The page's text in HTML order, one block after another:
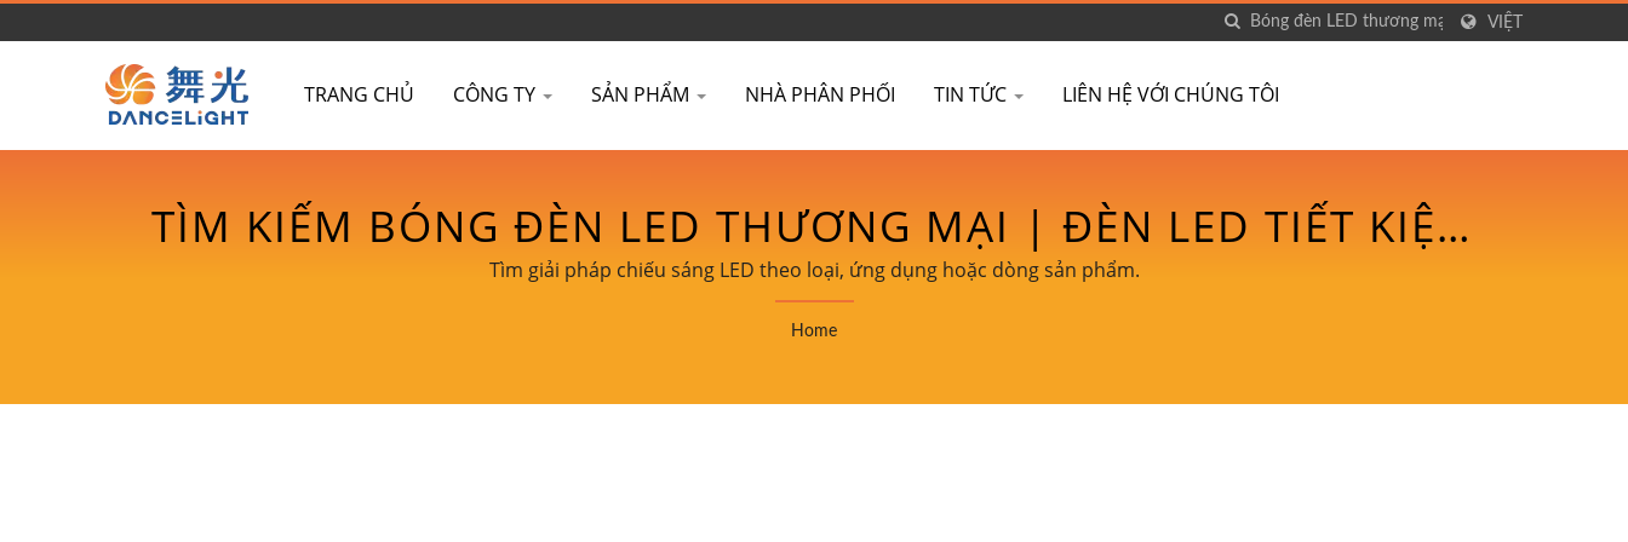
VIỆT
TRANG CHỦ CÔNG TY SẢN PHẨM NHÀ PHÂN PHỐI TIN TỨC LIÊN HỆ VỚI CHÚNG TÔI
TÌM KIẾM BÓNG ĐÈN LED THƯƠNG MẠI | ĐÈN LED TIẾT KIỆM
NĂNG LƯỢNG VỚI TUỔI THỌ DÀI & CRI CAO - DANCELIGHT
Tìm giải pháp chiếu sáng LED theo loại, ứng dụng hoặc dòng sản phẩm.
Home